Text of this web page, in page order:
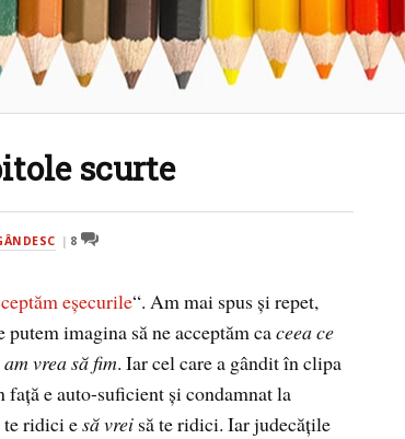
scurte
8
eşecurile“. Am mai spus şi repet,
imagina să ne acceptăm caceea ce
vrea să fim. Iar cel care a gândit în clipa
faţă e auto-suficient şi condamnat la
te ridici esă vrei să te ridici. Iar judecăţile